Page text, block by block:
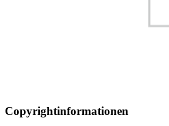
Copyrightinformationen